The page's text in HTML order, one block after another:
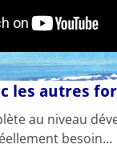
les autres
au niveau
besoin…